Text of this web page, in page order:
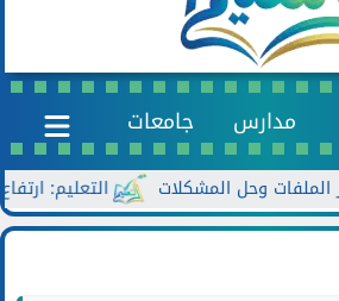
مدارس جامعات
التعليم: ارتفاع عدد المدارس وحل المشكلات